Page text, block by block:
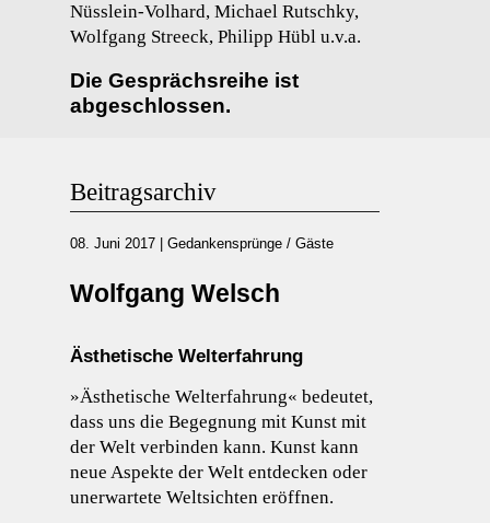
Nüsslein-Volhard, Michael Rutschky,
Wolfgang Streeck, Philipp Hübl u.v.a.
Die Gesprächsreihe ist
abgeschlossen.
Beitragsarchiv
08. Juni 2017 Gedankensprünge / Gäste
Wolfgang Welsch
Ästhetische Welterfahrung
»Ästhetische Welterfahrung« bedeutet,
dass uns die Begegnung mit Kunst mit
der Welt verbinden kann. Kunst kann
neue Aspekte der Welt entdecken oder
unerwartete Weltsichten eröffnen.